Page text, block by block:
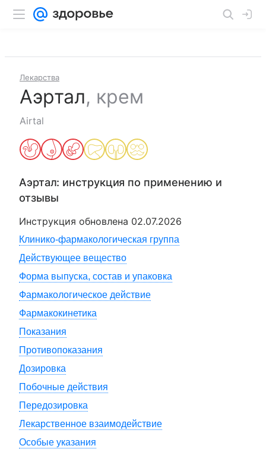
Лекарства
Аэртал, крем
Airtal
Аэртал: инструкция по применению и
отзывы
Инструкция обновлена 02.07.2026
Клинико-фармакологическая группа
Действующее вещество
Форма выпуска, состав и упаковка
Фармакологическое действие
Фармакокинетика
Показания
Противопоказания
Дозировка
Побочные действия
Передозировка
Лекарственное взаимодействие
Особые указания